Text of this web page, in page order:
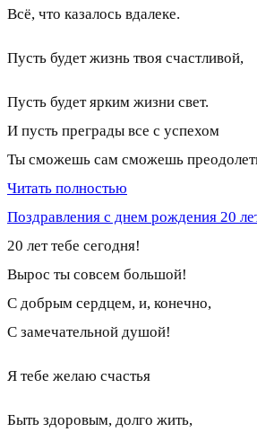
Всё, что казалось вдалеке.
Пусть будет жизнь твоя счастливой,
Пусть будет ярким жизни свет.
И пусть преграды все с успехом
Ты сможешь сам сможешь
Читать полностью
Поздравления с днем рождения 20
20 лет тебе сегодня!
Вырос ты совсем большой!
С добрым сердцем, и, конечно,
С замечательной душой!
Я тебе желаю счастья
Быть здоровым, долго жить,